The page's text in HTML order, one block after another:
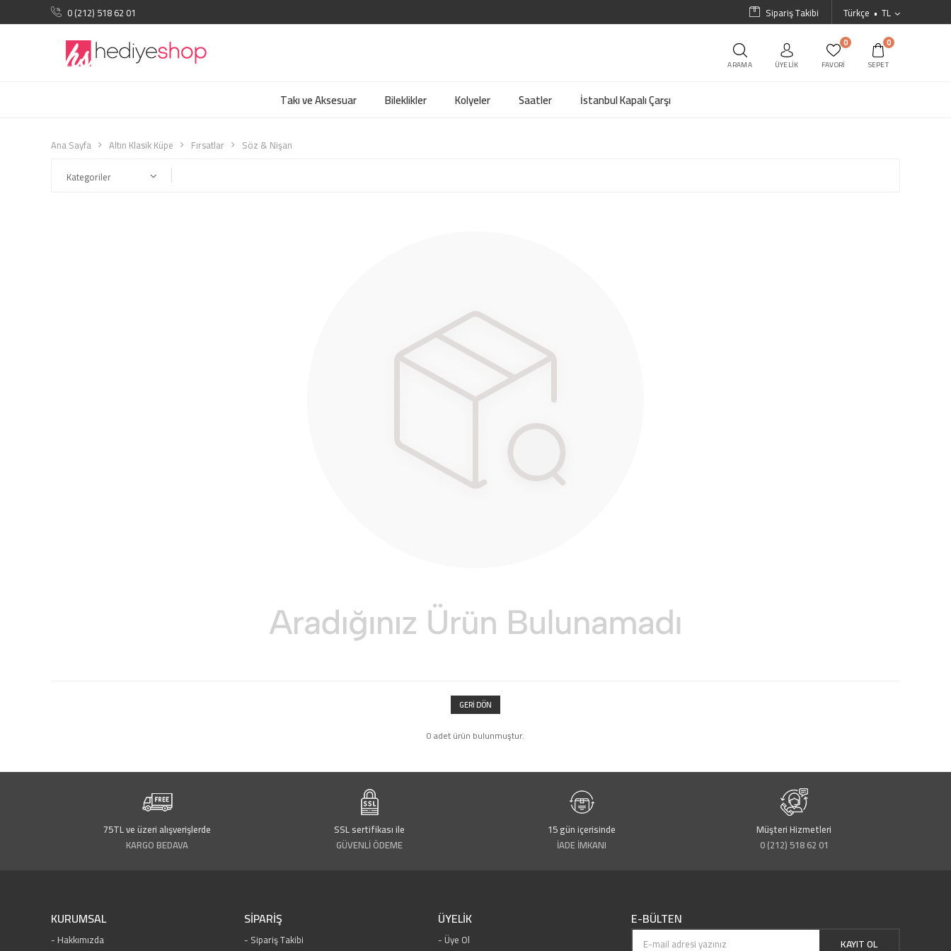
0 (212) 518 62 01 Türkçe TL
Sipariş Takibi
ARAMA ÜYELIK
0
FAVORI
0
SEPET
Takı ve Aksesuar Bileklikler Kolyeler Saatler İstanbul Kapalı Çarşı
Ana Sayfa Altın Klasik Küpe Fırsatlar
Söz & Nişan
Kategoriler
GERI DÖN
0 adet ürün bulunmuştur.
75TL ve üzeri alışverişlerde
KARGO BEDAVA
SSL sertifikası ile
GÜVENLİ ÖDEME
15 gün içerisinde
İADE İMKANI
Müşteri Hizmetleri
0 (212) 518 62 01
KURUMSAL
Hakkımızda
SİPARİŞ
Sipariş Takibi
ÜYELİK
Üye Ol
E-BÜLTEN
KAYIT OL